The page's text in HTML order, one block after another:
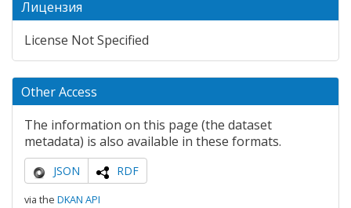
Лицензия
License Not Specified
Other Access
The information on this page (the dataset
metadata) is also available in these formats.
JSON RDF
via the DKAN API